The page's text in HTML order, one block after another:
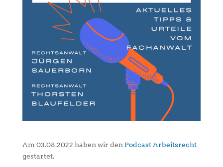
Am 03.08.2022 haben wir den Podcast Arbeitsrecht
gestartet.